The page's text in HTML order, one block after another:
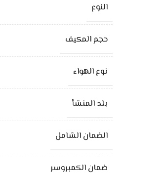
النوع
حجم المكيف
نوع الهواء
بلد المنشأ
الضمان الشامل
ضمان الكمبروسر